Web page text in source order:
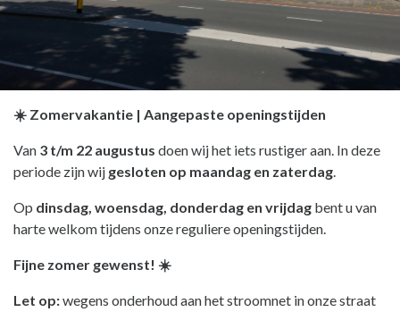
☀️ Zomervakantie | Aangepaste openingstijden
Van 3 t/m 22 augustus doen wij het iets rustiger aan. In deze
periode zijn wij gesloten op maandag en zaterdag.
Op dinsdag, woensdag, donderdag en vrijdag bent u van
harte welkom tijdens onze reguliere openingstijden.
Fijne zomer gewenst! ☀️
Let op:wegens onderhoud aan het stroomnet in onze straat